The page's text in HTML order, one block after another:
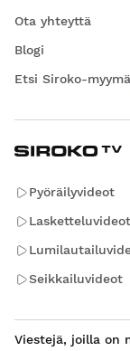
Ota yhteyttä
Blogi
Etsi Siroko-
Pyöräilyvideot
Lasketteluvideot
Seikkailuvideot
Viestejä, joilla on